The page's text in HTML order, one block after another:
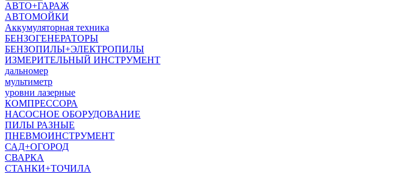
АВТО+ГАРАЖ
АВТОМОЙКИ
Аккумуляторная техника
БЕНЗОГЕНЕРАТОРЫ
БЕНЗОПИЛЫ+ЭЛЕКТРОПИЛЫ
ИЗМЕРИТЕЛЬНЫЙ ИНСТРУМЕНТ
дальномер
мультиметр
уровни лазерные
КОМПРЕССОРА
НАСОСНОЕ ОБОРУДОВАНИЕ
ПИЛЫ РАЗНЫЕ
ПНЕВМОИНСТРУМЕНТ
САД+ОГОРОД
СВАРКА
СТАНКИ+ТОЧИЛА